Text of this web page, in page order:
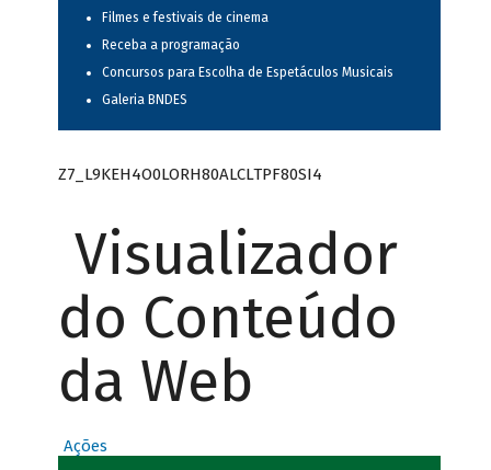
Filmes e festivais de cinema
Receba a programação
Concursos para Escolha de Espetáculos Musicais
Galeria BNDES
Z7_L9KEH4O0LORH80ALCLTPF80SI4
Visualizador
do Conteúdo
da Web
Ações